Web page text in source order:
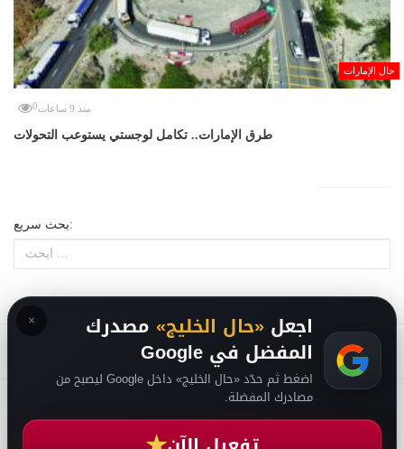
حال الإمارات
منذ 9 ساعات 0
طرق الإمارات.. تكامل لوجستي يستوعب التحولات
بحث سريع:
سياسة الخصوصيةحقوق الملكية الفكرية DMCA
فريق التحرير
× اجعل «حال الخليج» مصدرك
المفضل في Google
اضغط ثم حدّد «حال الخليج» داخل Google ليصبح من
مصادرك المفضلة.